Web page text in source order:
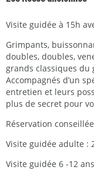
Visite guidée à 15h
Grimpants,
doubles, doubles,
grands classiques du
Accompagnés d’un
entretien et leurs
plus de secret pour
Réservation conseillée
Visite guidée adulte :
Visite guidée 6 -12